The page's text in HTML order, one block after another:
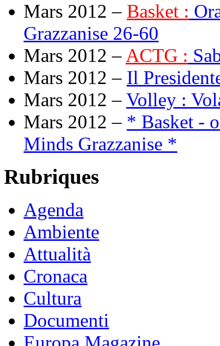
Mars 2012 – Basket :
Grazzanise 26-60
Mars 2012 – ACTG :
Mars 2012 – Il
Mars 2012 – Volley :
Mars 2012 – * Basket -
Minds Grazzanise *
Rubriques
Agenda
Ambiente
Attualità
Cronaca
Cultura
Documenti